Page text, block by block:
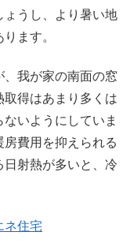
ょうし、より暑い地
ます。
、我が家の南面の窓
得はあまり多くは
いようにしていま
費用を抑えられる
日射熱が多いと、冷
ネ住宅